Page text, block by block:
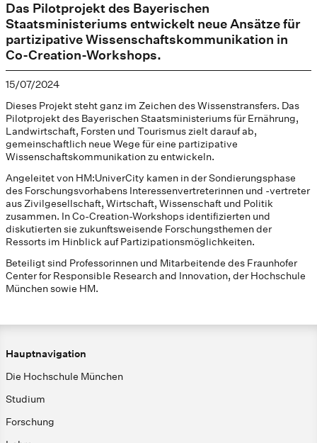
Das Pilotprojekt des Bayerischen
Staatsministeriums entwickelt neue Ansätze für
partizipative Wissenschaftskommunikation in
Co-Creation-Workshops.
15/07/2024
Dieses Projekt steht ganz im Zeichen des Wissenstransfers. Das
Pilotprojekt des Bayerischen Staatsministeriums für Ernährung,
Landwirtschaft, Forsten und Tourismus zielt darauf ab,
gemeinschaftlich neue Wege für eine partizipative
Wissenschaftskommunikation zu entwickeln.
Angeleitet von HM:UniverCity kamen in der Sondierungsphase
des Forschungsvorhabens Interessenvertreterinnen und -vertreter
aus Zivilgesellschaft, Wirtschaft, Wissenschaft und Politik
zusammen. In Co-Creation-Workshops identifizierten und
diskutierten sie zukunftsweisende Forschungsthemen der
Ressorts im Hinblick auf Partizipationsmöglichkeiten.
Beteiligt sind Professorinnen und Mitarbeitende des Fraunhofer
Center for Responsible Research and Innovation, der Hochschule
München sowie HM.
Hauptnavigation
Die Hochschule München
Studium
Forschung